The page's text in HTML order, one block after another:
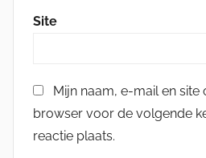
Site
Mijn naam, e-mail en site
browser voor de volgende
reactie plaats.